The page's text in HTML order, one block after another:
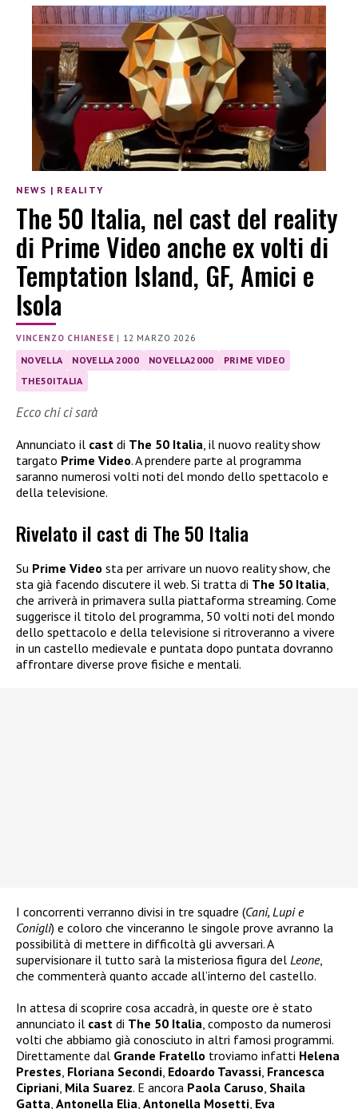
NEWS | REALITY
The 50 Italia, nel cast del reality
di Prime Video anche ex volti di
Temptation Island, GF, Amici e
Isola
VINCENZO CHIANESE | 12 MARZO 2026
NOVELLA NOVELLA 2000 NOVELLA2000
PRIME VIDEO
THE50ITALIA
Ecco chi ci sarà
Annunciato il cast di The 50 Italia, il nuovo reality show
targato Prime Video. A prendere parte al programma
saranno numerosi volti noti del mondo dello spettacolo e
della televisione.
Rivelato il cast di The 50 Italia
Su Prime Video sta per arrivare un nuovo reality show, che
sta già facendo discutere il web. Si tratta di The 50 Italia
che arriverà in primavera sulla piattaforma streaming. Come
suggerisce il titolo del programma, 50 volti noti del mondo
dello spettacolo e della televisione si ritroveranno a vivere
in un castello medievale e puntata dopo puntata dovranno
affrontare diverse prove fisiche e mentali.
I concorrenti verranno divisi in tre squadre (Cani, Lupi e
Conigli) e coloro che vinceranno le singole prove avranno la
possibilità di mettere in difficoltà gli avversari. A
supervisionare il tutto sarà la misteriosa figura del Leone,
che commenterà quanto accade all’interno del castello.
In attesa di scoprire cosa accadrà, in queste ore è stato
annunciato il cast di The 50 Italia , composto da numerosi
volti che abbiamo già conosciuto in altri famosi programmi.
Direttamente dal Grande Fratello troviamo infatti Helena
Prestes Floriana Secondi Edoardo Tavassi Francesca
Cipriani Mila Suarez. E ancora Paola Caruso Shaila
Gatta Antonella Elia Antonella Mosetti Eva